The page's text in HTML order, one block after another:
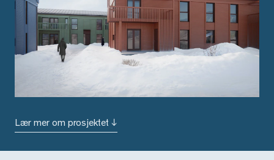
Lær mer om prosjektet ↓